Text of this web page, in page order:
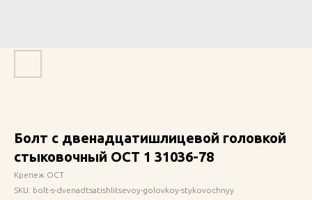
Болт с двенадцатишлицевой головкой
стыковочный ОСТ 1 31036-78
Крепеж ОСТ
SKU: bolt-s-dvenadtsatishlitsevoy-golovkoy-stykovochnyy